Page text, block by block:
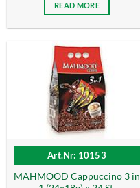
READ MORE
Art.Nr: 10153
MAHMOOD Cappuccino 3 in